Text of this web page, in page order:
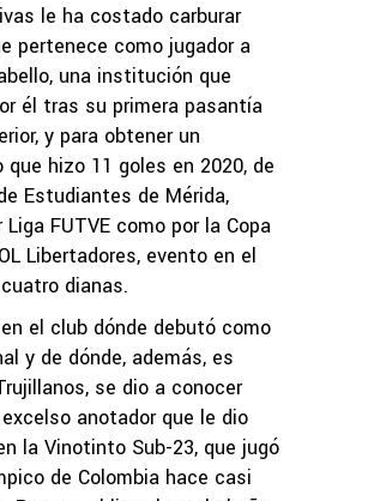
le ha costado carburar
pertenece como jugador a
una institución que
él tras su primera pasantía
y para obtener un
que hizo 11 goles en 2020, de
Estudiantes de Mérida,
FUTVE como por la Copa
Libertadores, evento en el
dianas.
el club dónde debutó como
y de dónde, además, es
se dio a conocer
anotador que le dio
la Vinotinto Sub-23, que jugó
de Colombia hace casi